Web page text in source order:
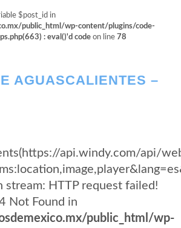
$post_id in
public_html/wp-content/plugins/code-
: eval()'d code on line 78
AGUASCALIENTES –
api.windy.com/api/
stream: HTTP request failed!
Not Found in
public_html/wp-